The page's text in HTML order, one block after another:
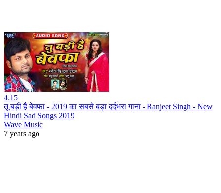
4:15
तू बड़ी है बेवफा - 2019 का सबसे बड़ा दर्दभरा गाना - Ranjeet Singh - New
Hindi Sad Songs 2019
Wave Music
7 years ago